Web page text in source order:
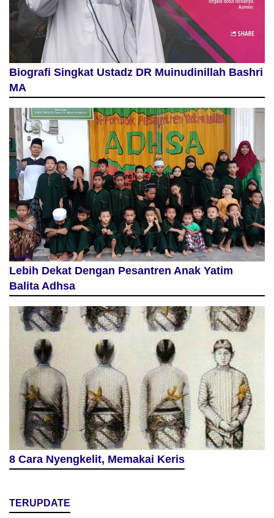
Biografi Singkat Ustadz DR Muinudinillah Bashri
MA
Lebih Dekat Dengan Pesantren Anak Yatim
Balita Adhsa
8 Cara Nyengkelit, Memakai Keris
TERUPDATE